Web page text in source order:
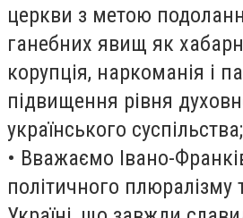
церкви з метою
ганебних явищ як
корупція, наркоманія і
підвищення рівня
українського суспільства;
• Вважаємо Івано-
політичного плюралізму